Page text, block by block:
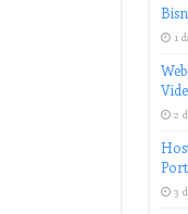
1
2
3